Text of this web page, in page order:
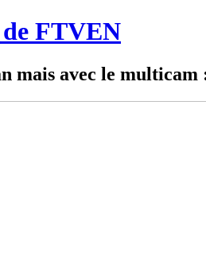
FTVEN
mais avec le